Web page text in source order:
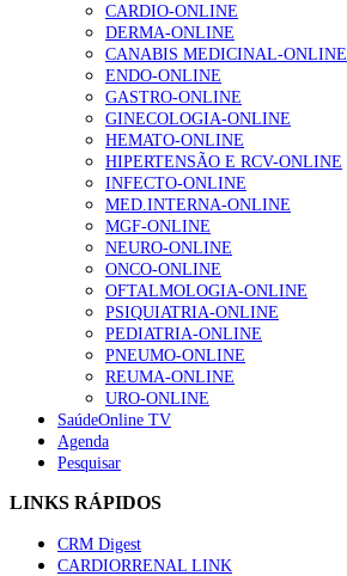
CARDIO-ONLINE
DERMA-ONLINE
CANABIS MEDICINAL-ONLINE
ENDO-ONLINE
GASTRO-ONLINE
GINECOLOGIA-ONLINE
HEMATO-ONLINE
HIPERTENSÃO E RCV-ONLINE
INFECTO-ONLINE
MED.INTERNA-ONLINE
MGF-ONLINE
NEURO-ONLINE
ONCO-ONLINE
OFTALMOLOGIA-ONLINE
PSIQUIATRIA-ONLINE
PEDIATRIA-ONLINE
PNEUMO-ONLINE
REUMA-ONLINE
URO-ONLINE
SaúdeOnline TV
Agenda
Pesquisar
LINKS RÁPIDOS
CRM Digest
CARDIORRENAL LINK